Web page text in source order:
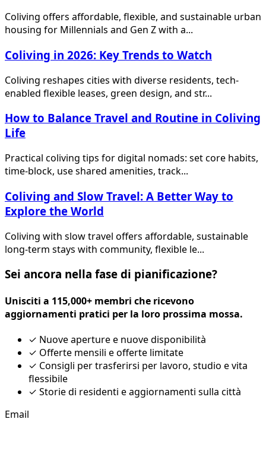
Coliving offers affordable, flexible, and sustainable urban
housing for Millennials and Gen Z with a...
Coliving in 2026: Key Trends to Watch
Coliving reshapes cities with diverse residents, tech-
enabled flexible leases, green design, and str...
How to Balance Travel and Routine in Coliving
Life
Practical coliving tips for digital nomads: set core habits,
time-block, use shared amenities, track...
Coliving and Slow Travel: A Better Way to
Explore the World
Coliving with slow travel offers affordable, sustainable
long-term stays with community, flexible le...
Sei ancora nella fase di pianificazione?
Unisciti a 115,000+ membri che ricevono
aggiornamenti pratici per la loro prossima mossa.
✓ Nuove aperture e nuove disponibilità
✓ Offerte mensili e offerte limitate
✓ Consigli per trasferirsi per lavoro, studio e vita
flessibile
✓ Storie di residenti e aggiornamenti sulla città
Email